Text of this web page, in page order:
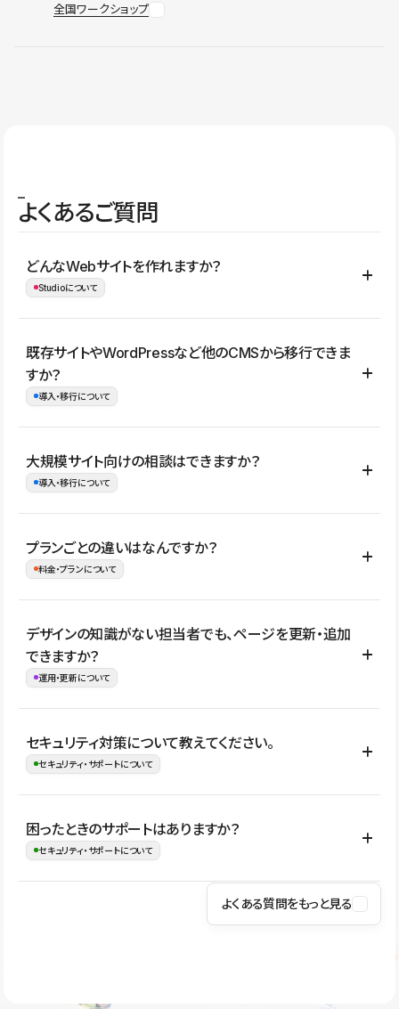
全国ワークショップ
よくあるご質問
どんなWebサイトを作れますか？
Studioについて
コーポレートサイト、サービスサイト、LP、採用サイト、ブロ
グ・メディア、イベントサイト、店舗・商品紹介サイト、ポートフ
ォリオなど幅広く制作できます。
既存サイトやWordPressなど他のCMSから移行できま
すか？
導入・移行について
はい。既存サイトの構成やコンテンツ、URLを整理したうえで、
Studio上に再構築する形で移行できます。 WordPressの場合は、
イト全体のデザインや設定がそのまま移行されるわけではないた
め、移行後にページ構成やデザイン、CMS設計、URL・リダイレク
大規模サイト向けの相談はできますか？
導入・移行について
はい。アクセス規模が大きいサイトや、複数部門での運用、権限管
理、セキュリティ確認、既存システムとの連携など、個別の要件が
ない段階でも、お問い合わせください。
お問合せはこちら
プランごとの違いはなんですか？
料金・プランについて
公開ページ数、バージョン履歴の期間、CMS利用数の上限、権限
管理の有無などがプランごとに異なります。詳しくは料金プランペ
ージをご覧ください。
デザインの知識がない担当者でも、ページを更新・追加
できますか？
運用・更新について
はい。CMSやコンポーネントを活用して更新範囲を設計しておく
ことで、デザインを崩しにくい状態で運用できます。 さらにコン
ながらレイアウトに影響を与えずに更新作業を進めやすくなりま
す。
セキュリティ対策について教えてください。
セキュリティ・サポートについて
Studioでは、公開サイトやサービスを安全に利用できるよう、通信
の暗号化、データ保護、アクセス管理、脆弱性対策など、複数の観
はSSL/TLSによる通信暗号化に対応しており、悪質なスクリプトの
困ったときのサポートはありますか？
セキュリティ・サポートについて
操作方法や機能については、ヘルプセンターでご確認いただけま
ユーザー同士で質問・相談できるコミュニティもご利用ください。
よくある質問をもっと見る